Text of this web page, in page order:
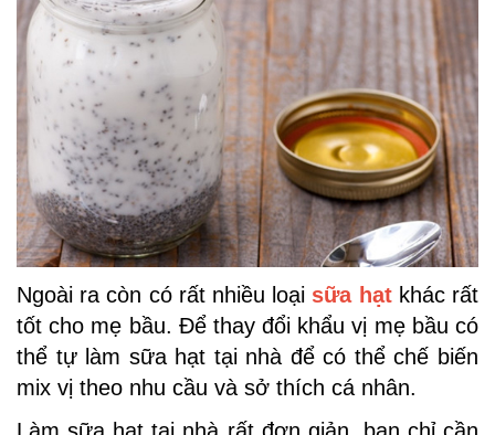
Ngoài ra còn có rất nhiều loại sữa hạt khác rất
tốt cho mẹ bầu. Để thay đổi khẩu vị mẹ bầu có
thể tự làm sữa hạt tại nhà để có thể chế biến
mix vị theo nhu cầu và sở thích cá nhân.